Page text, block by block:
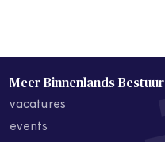
Meer Binnenlands Bestuur
vacatures
events